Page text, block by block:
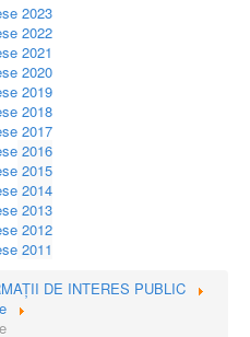
2023
2022
2021
2020
2019
2018
2017
2016
2015
2014
2013
2012
2011
DE INTERES PUBLIC